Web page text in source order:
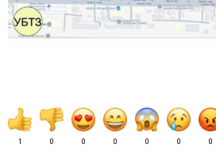
1 0 0 0 0 0 0